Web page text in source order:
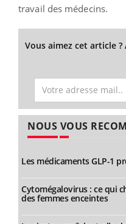
travail des médecins.
Vous aimez cet article
NOUS VOUS
Les médicaments GLP-1
Cytomégalovirus : ce qui
des femmes enceintes